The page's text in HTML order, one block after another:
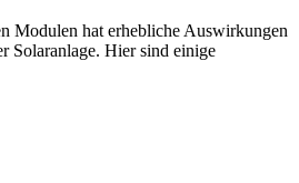
Modulen hat erhebliche Auswirkungen
Solaranlage. Hier sind einige